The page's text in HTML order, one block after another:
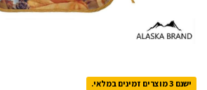
ישנם 3 מוצרים זמינים במלאי.